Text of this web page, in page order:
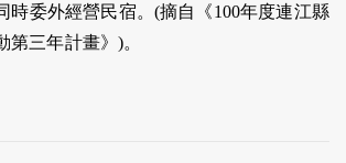
時委外經營民宿。(摘自《100年度連江縣
第三年計畫》)。